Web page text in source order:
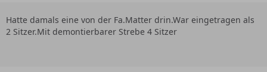
Hatte damals eine von der Fa.Matter drin.War eingetragen als
2 Sitzer.Mit demontierbarer Strebe 4 Sitzer